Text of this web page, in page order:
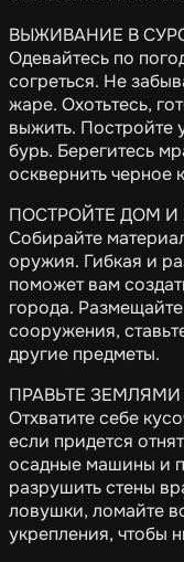
ВЫЖИВАНИЕ В
Одевайтесь по
согреться. Не
жаре. Охотьтесь,
выжить. Постройте
бурь. Берегитесь
осквернить черное
ПОСТРОЙТЕ ДОМ И
Собирайте
оружия. Гибкая и
поможет вам
города.
сооружения,
другие предметы.
ПРАВЬТЕ
Отхватите себе
если придется
осадные машины и
разрушить стены
ловушки, ломайте
укрепления, чтобы